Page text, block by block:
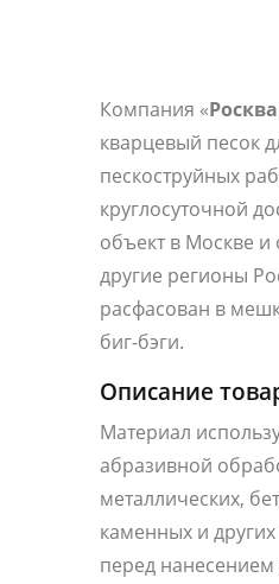
Компания «
кварцевый песок
пескоструйных
круглосуточной
объект в Москве и
другие регионы
расфасован в
биг-бэги.
Описание
Материал
абразивной
металлических,
каменных и
перед нанесением